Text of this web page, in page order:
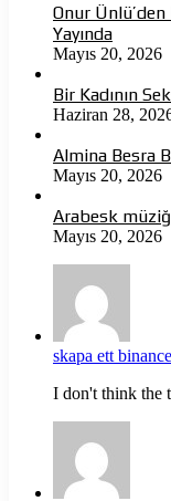
Onur Ünlü’den
Yayında
Mayıs 20, 2026
Bir Kadının
Haziran 28,
Almina Besra
Mayıs 20, 2026
Arabesk
Mayıs 20, 2026
skapa ett
I don't think the